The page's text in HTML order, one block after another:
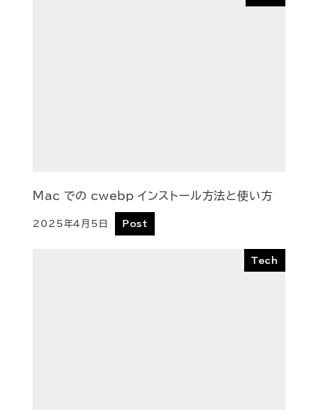
Mac での cwebp インストール方法と使い方
2025年4月5日 Post
Tech